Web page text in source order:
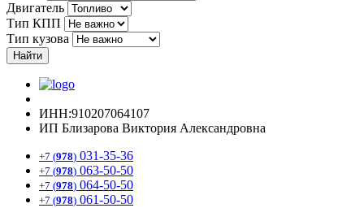
Двигатель
Тип КПП
Тип кузова
Найти
ИНН:910207064107
ИП Близарова Виктория Александровна
+7 (978) 031-35-36
+7 (978) 063-50-50
+7 (978) 064-50-50
+7 (978) 061-50-50